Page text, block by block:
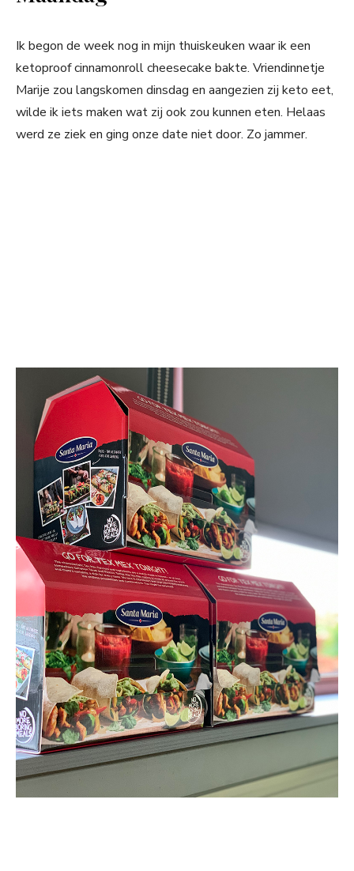
Ik begon de week nog in mijn thuiskeuken waar ik een
ketoproof cinnamonroll cheesecake bakte. Vriendinnetje
Marije zou langskomen dinsdag en aangezien zij keto eet,
wilde ik iets maken wat zij ook zou kunnen eten. Helaas
werd ze ziek en ging onze date niet door. Zo jammer.